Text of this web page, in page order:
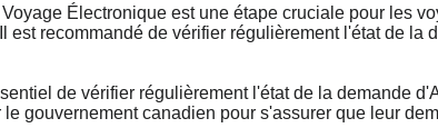
Électronique est une étape cruciale pour les
recommandé de vérifier régulièrement l'état de la
de vérifier régulièrement l'état de la demande
gouvernement canadien pour s'assurer que leur